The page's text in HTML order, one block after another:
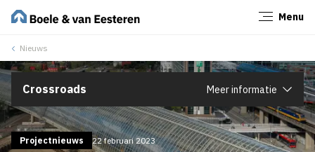
Menu
Nieuws
Crossroads Meer informatie
Projectnieuws 22 februari 2023
Sluiten